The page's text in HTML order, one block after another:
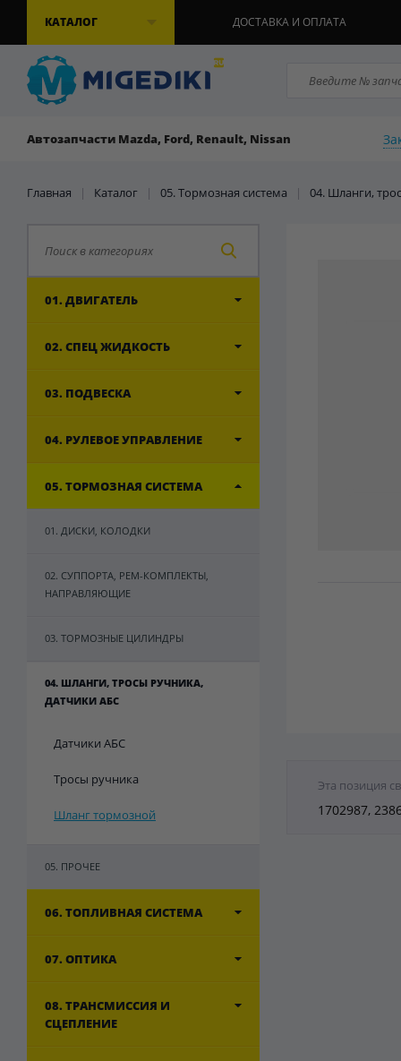
КАТАЛОГ ДОСТАВКА И ОПЛАТА
Автозапчасти Mazda, Ford, Renault, Nissan
Главная | Каталог | 05. Тормозная система | 04. Шланги,
01. ДВИГАТЕЛЬ
02. СПЕЦ ЖИДКОСТЬ
03. ПОДВЕСКА
04. РУЛЕВОЕ УПРАВЛЕНИЕ
05. ТОРМОЗНАЯ СИСТЕМА
01. ДИСКИ, КОЛОДКИ
02. СУППОРТА, РЕМ-КОМПЛЕКТЫ,
НАПРАВЛЯЮЩИЕ
03. ТОРМОЗНЫЕ ЦИЛИНДРЫ
04. ШЛАНГИ, ТРОСЫ РУЧНИКА,
ДАТЧИКИ АБС
Датчики АБС
Тросы ручника
Шланг тормозной
05. ПРОЧЕЕ
06. ТОПЛИВНАЯ СИСТЕМА
07. ОПТИКА
08. ТРАНСМИССИЯ И
СЦЕПЛЕНИЕ
Эта позиция
1702987,